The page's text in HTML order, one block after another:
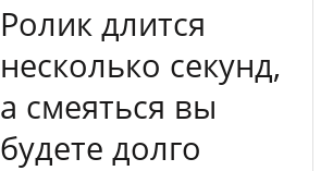
Ролик длится
несколько секунд,
а смеяться вы
будете долго